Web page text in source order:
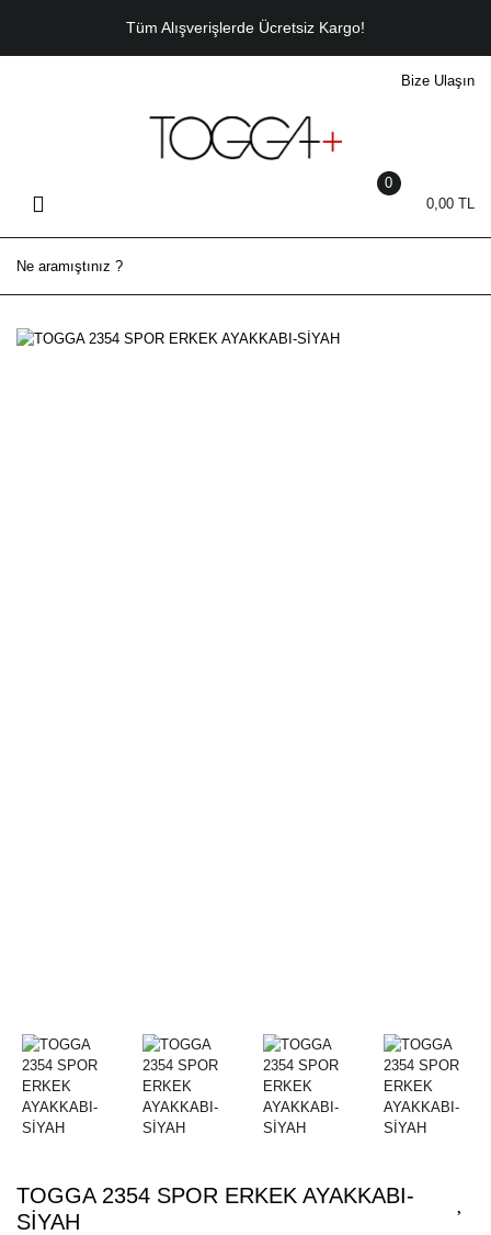
Tüm Alışverişlerde Ücretsiz Kargo!
Bize Ulaşın
0,00 TL
0
TOGGA 2354 SPOR ERKEK AYAKKABI-
SİYAH
Klasik